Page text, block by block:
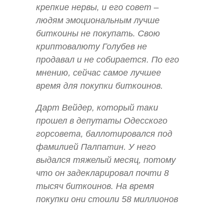
крепкие нервы, и его совет –
людям эмоциональным лучше
биткоины не покупать. Свою
криптовалюту Голубев не
продавал и не собирается. По его
мнению, сейчас самое лучшее
время для покупки биткоинов.
Дарт Вейдер, который таки
прошел в депутаты Одесского
горсовета, баллотировался под
фамилией Палпатин. У него
выдался тяжелый месяц, потому
что он задекларировал почти 8
тысяч биткоинов. На время
покупки они стоили 58 миллионов